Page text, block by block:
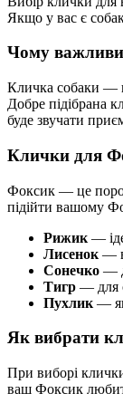
Якщо у вас є
Чому
Кличка собаки —
Добре підібрана
буде звучати
Клички для
Фоксик — це
підійти вашому
Рижик —
Лисенок —
Сонечко —
Тигр — для
Пухлик —
Як вибрати
При виборі клички
ваш Фоксик